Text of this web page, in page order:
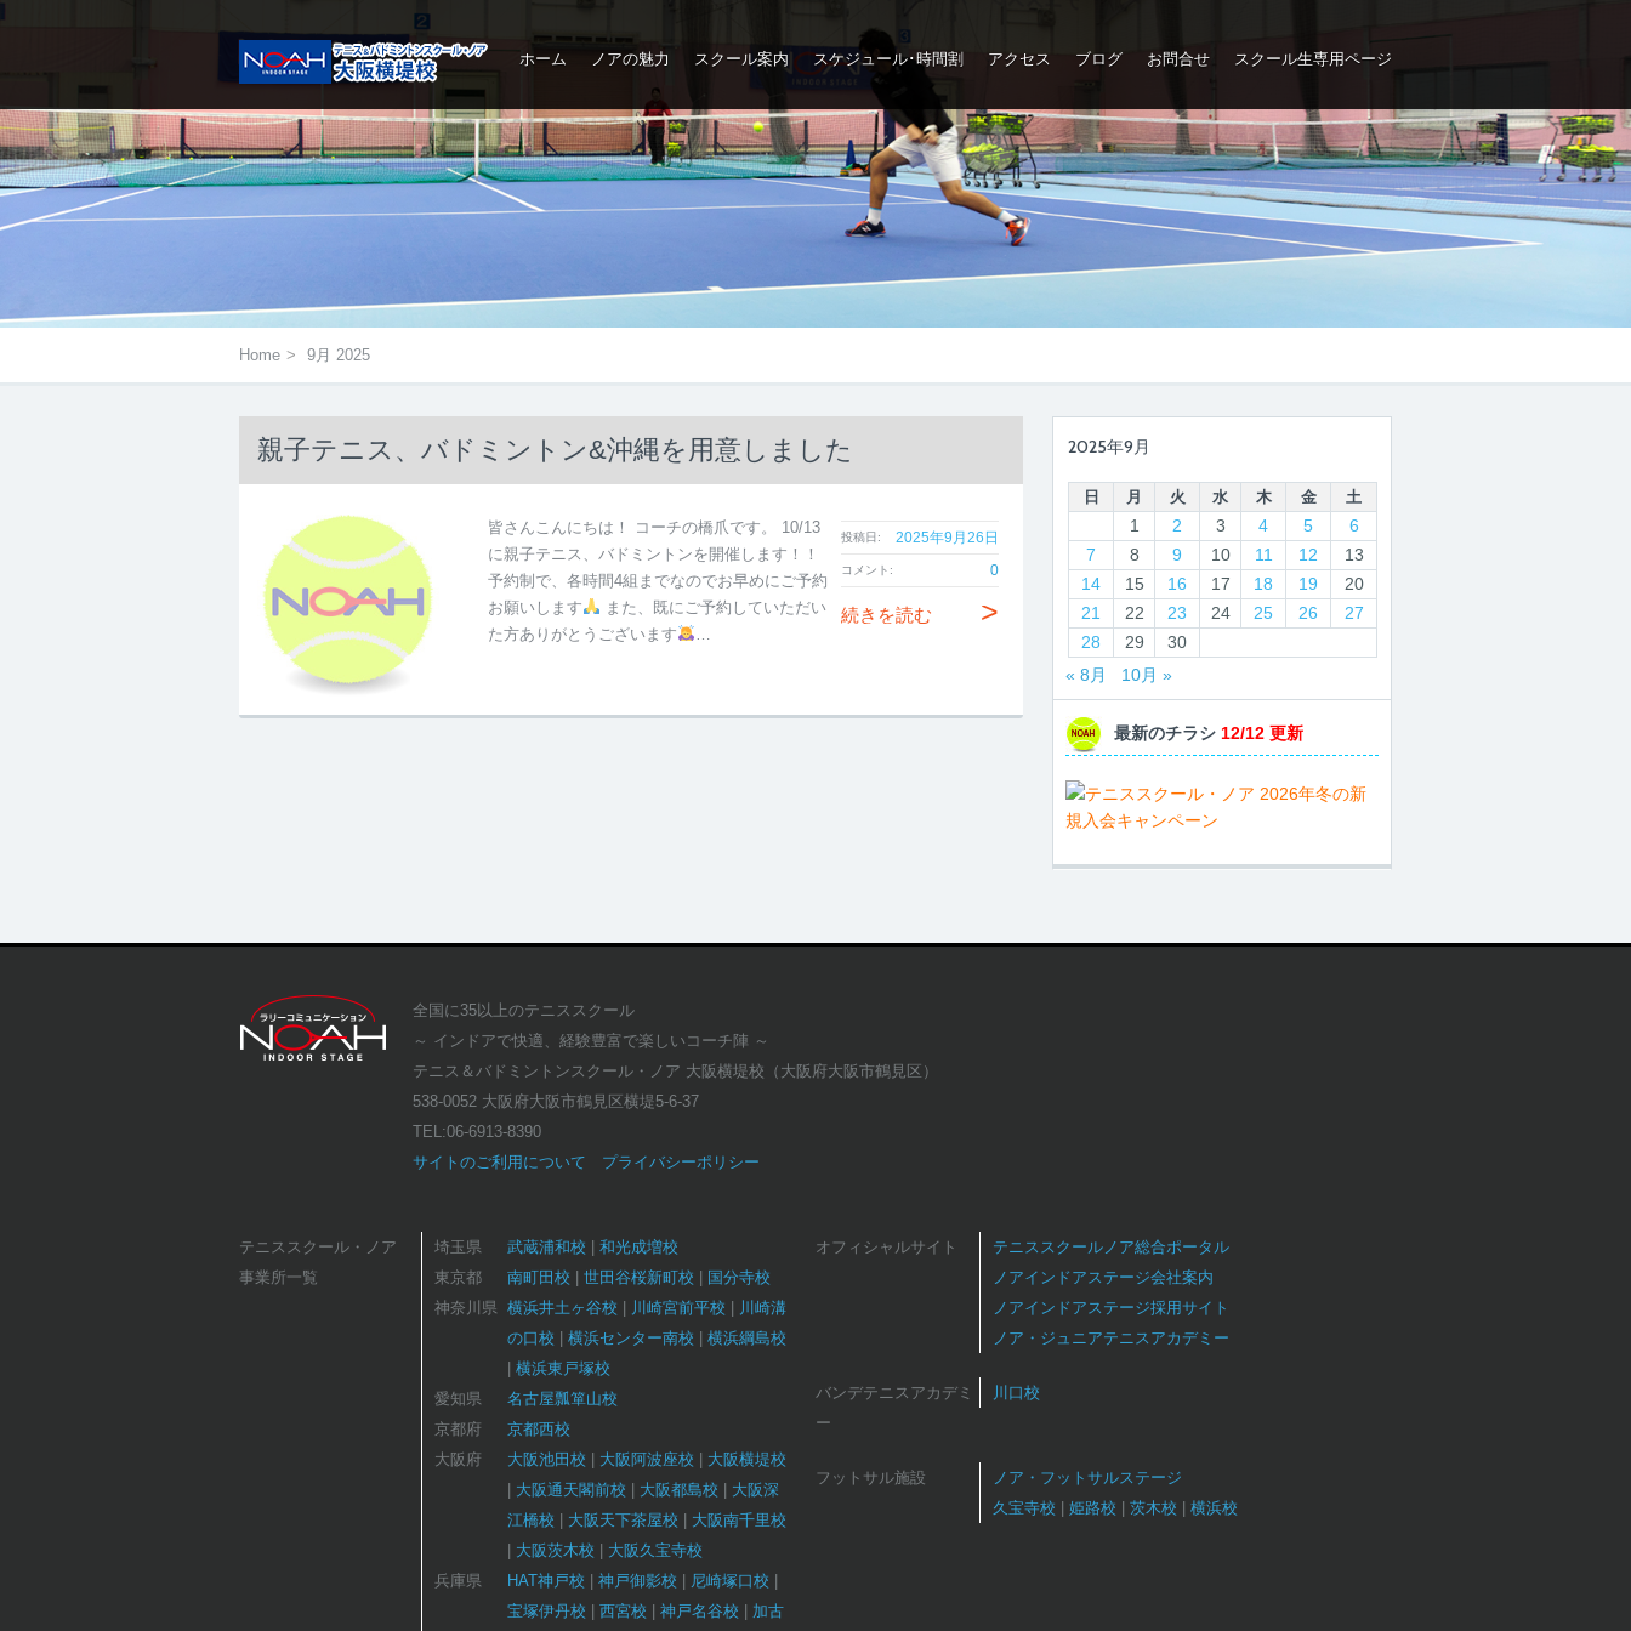
メニューは右にあるアイコン
をタップ
ホーム ノアの魅力 スクール案内 スケジュール･時間割 アクセス ブログ お問合せ スクール生専用ページ
Home > 9月 2025
親子テニス、バドミントン&沖縄を用意しました
投稿日: 2025年9月26日
コメント: 0
続きを読む >
皆さんこんにちは！ コーチの橋爪です。 10/13
に親子テニス、バドミントンを開催します！！
予約制で、各時間4組までなのでお早めにご予約
お願いします
また、既にご予約していただい
た方ありがとうございます
…
2025年9月
日 月 火 水 木 金 土
1 2 3 4 5
6
7
8 9 10 11 12
13
14
15 16 17 18 19
20
21
22 23 24 25 26
27
28
29
30
« 8月
10月 »
最新のチラシ 12/12 更新
全国に35以上のテニススクール
～ インドアで快適、経験豊富で楽しいコーチ陣 ～
テニス＆バドミントンスクール・ノア 大阪横堤校（大阪府大阪市鶴見区）
538-0052 大阪府大阪市鶴見区横堤5-6-37
TEL:06-6913-8390
サイトのご利用について
プライバシーポリシー
テニススクール・ノア
事業所一覧
埼玉県 武蔵浦和校
和光成増校
東京都
南町田校 世田谷桜新町校
国分寺校
神奈川県 横浜井土ヶ谷校 川崎宮前平校
川崎溝
の口校
横浜センター南校
横浜綱島校
横浜東戸塚校
愛知県
名古屋瓢箪山校
京都府
京都西校
大阪府
大阪池田校 大阪阿波座校
大阪横堤校
大阪通天閣前校
大阪都島校
大阪深
江橋校
大阪天下茶屋校
大阪南千里校
大阪茨木校
大阪久宝寺校
兵庫県
HAT神戸校 神戸御影校
尼崎塚口校
宝塚伊丹校
西宮校 神戸名谷校 加古
オフィシャルサイト
テニススクールノア総合ポータル
ノアインドアステージ会社案内
ノアインドアステージ採用サイト
ノア・ジュニアテニスアカデミー
バンデテニスアカデミ
ー
川口校
フットサル施設
ノア・フットサルステージ
久宝寺校
姫路校 茨木校 横浜校